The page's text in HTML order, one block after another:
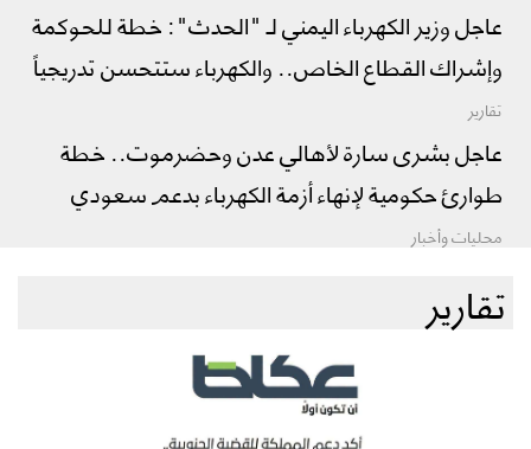
عاجل وزير الكهرباء اليمني لـ "الحدث": خطة للحوكمة
وإشراك القطاع الخاص.. والكهرباء ستتحسن تدريجياً
تقارير
عاجل بشرى سارة لأهالي عدن وحضرموت.. خطة
طوارئ حكومية لإنهاء أزمة الكهرباء بدعم سعودي
محليات وأخبار
تقارير